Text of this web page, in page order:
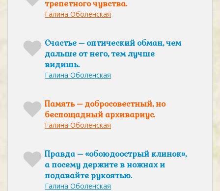
трепетного чувства.
Галина Оболенская
Счастье – оптический обман, чем
дальше от него, тем лучше
видишь.
Галина Оболенская
Память – добросовестный, но
беспощадный архивариус.
Галина Оболенская
Правда – «обоюдоострый клинок»,
а посему держите в ножнах и
подавайте рукоятью.
Галина Оболенская